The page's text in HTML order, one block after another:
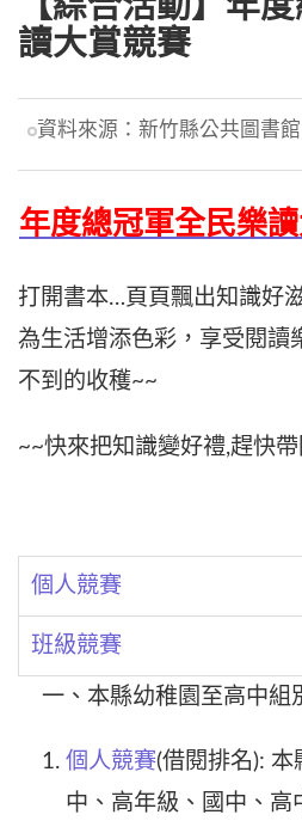
【綜合活動】年
讀大賞競賽
資料來源：新竹縣公共圖書館
年度總冠軍全民樂
打開書本…頁頁飄出知識好
為生活增添色彩，享受閱讀
不到的收穫~~
~~快來把知識變好禮,趕快
個人競賽
班級競賽
一、本縣幼稚園至高中組
個人競賽(借閱排名): 本
中、高年級、國中、高